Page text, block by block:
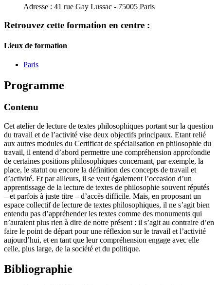
Adresse : 41 rue Gay Lussac - 75005 Paris
Retrouvez cette formation en centre :
Lieux de formation
Paris
Programme
Contenu
Cet atelier de lecture de textes philosophiques portant sur la question
du travail et de l’activité vise deux objectifs principaux. Etant relié
aux autres modules du Certificat de spécialisation en philosophie du
travail, il entend d’abord permettre une compréhension approfondie
de certaines positions philosophiques concernant, par exemple, la
place, le statut ou encore la définition des concepts de travail et
d’activité. Et par ailleurs, il se veut également l’occasion d’un
apprentissage de la lecture de textes de philosophie souvent réputés
– et parfois à juste titre – d’accès difficile. Mais, en proposant un
espace collectif de lecture de textes philosophiques, il ne s’agit bien
entendu pas d’appréhender les textes comme des monuments qui
n’auraient plus rien à dire de notre présent : il s’agit au contraire d’en
faire le point de départ pour une réflexion sur le travail et l’activité
aujourd’hui, et en tant que leur compréhension engage avec elle
celle, plus large, de la société et du politique.
Bibliographie